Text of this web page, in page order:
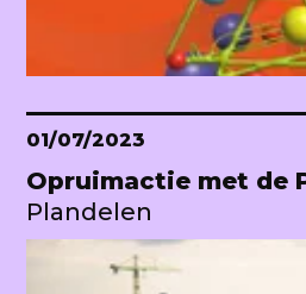
01/07/2023
Opruimactie met de
Plandelen